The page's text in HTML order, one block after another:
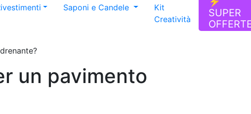
Saponi e Candele
Kit
Creatività
SUPER
un pavimento